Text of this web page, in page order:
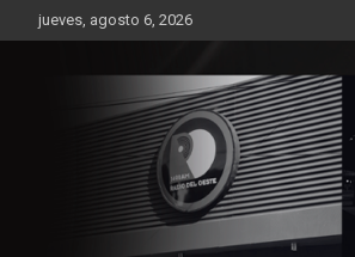
Saltar
al
jueves, agosto 6, 2026